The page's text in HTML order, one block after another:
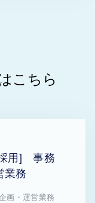
こちら
用] 事務
業務
画・運営業務